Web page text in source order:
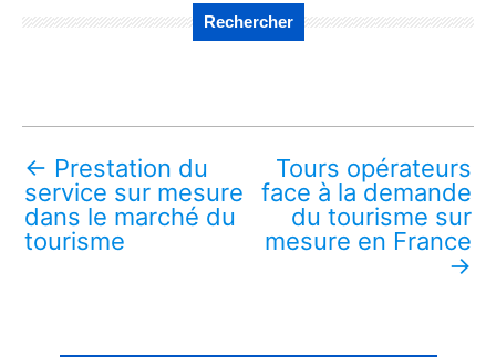
Rechercher
← Prestation du
service sur mesure
dans le marché du
tourisme
Tours opérateurs
face à la demande
du tourisme sur
mesure en France
→